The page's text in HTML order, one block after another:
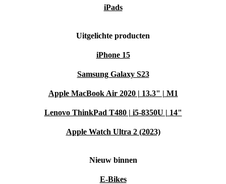
Super eenvoudige installatie
De refurbished™ Apple AirPods Max maken – zoals je
van AirPods gewend bent – heel eenvoudig verbinding
via Bluetooth. Verbind ze met een tik van je vinger met
apparaten.
iPads
Uitgelichte producten
iPhone 15
Samsung Galaxy S23
Apple MacBook Air 2020 | 13.3" | M1
Lenovo ThinkPad T480 | i5-8350U | 14"
Apple Watch Ultra 2 (2023)
Nieuw binnen
E-Bikes